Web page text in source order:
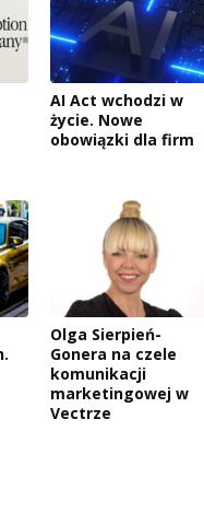
AI Act wchodzi w
życie. Nowe
obowiązki dla firm
Olga Sierpień-
Gonera na czele
komunikacji
marketingowej w
Vectrze